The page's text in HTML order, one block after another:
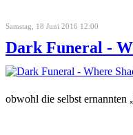
Samstag, 18 Juni 2016 12:00
Dark Funeral -
obwohl die selbst